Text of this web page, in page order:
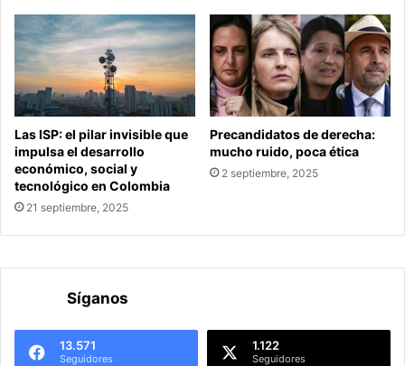
Las ISP: el pilar invisible que
impulsa el desarrollo
económico, social y
tecnológico en Colombia
21 septiembre, 2025
Precandidatos de derecha:
mucho ruido, poca ética
2 septiembre, 2025
Síganos
13.571
Seguidores
1.122
Seguidores